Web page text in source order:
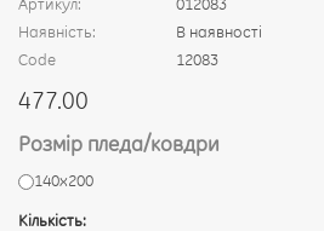
Наявність:
В наявності
Code
12083
477.00
Розмір пледа/ковдри
140х200
Кількість: